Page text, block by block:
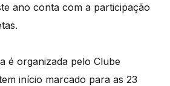
ano conta com a participação
é organizada pelo Clube
início marcado para as 23